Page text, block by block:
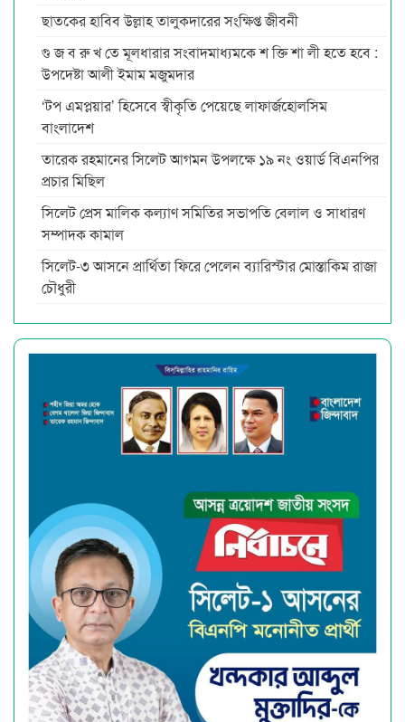
ছাতকের হাবিব উল্লাহ তালুকদারের সংক্ষিপ্ত জীবনী
গু জ ব রু খ তে মূলধারার সংবাদমাধ্যমকে শ ক্তি শা লী হতে হবে :
উপদেষ্টা আলী ইমাম মজুমদার
‘টপ এমপ্লয়ার’ হিসেবে স্বীকৃতি পেয়েছে লাফার্জহোলসিম
বাংলাদেশ
তারেক রহমানের সিলেট আগমন উপলক্ষে ১৯ নং ওয়ার্ড বিএনপির
প্রচার মিছিল
সিলেট প্রেস মালিক কল্যাণ সমিতির সভাপতি বেলাল ও সাধারণ
সম্পাদক কামাল
সিলেট-৩ আসনে প্রার্থিতা ফিরে পেলেন ব্যারিস্টার মোস্তাকিম রাজা
চৌধুরী